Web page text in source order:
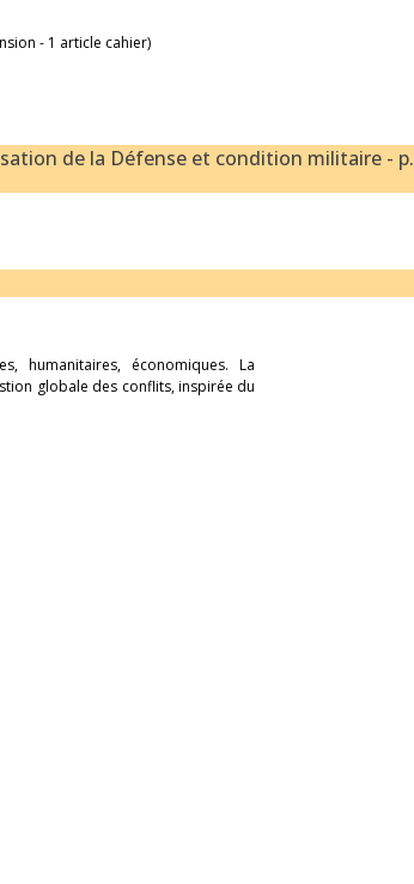
- 1 article cahier)
de la Défense et condition militaire - p.
humanitaires, économiques. La
globale des conflits, inspirée du